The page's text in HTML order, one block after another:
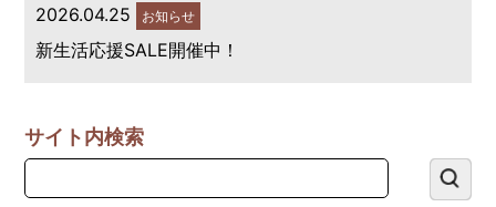
2026.04.25 お知らせ
新生活応援SALE開催中！
サイト内検索